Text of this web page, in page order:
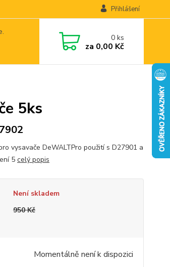
Přihlášení
0ks
za 0,00 Kč
5ks
vysavače DeWALTPro použití s D27901 a
5 celý popis
Není skladem
950 Kč
Momentálně není k dispozici